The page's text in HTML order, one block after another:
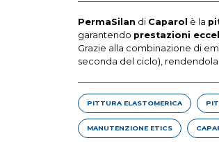
PermaSilan di Caparol è la
garantendo prestazioni
Grazie alla combinazione di
seconda del ciclo),
PITTURA ELASTOMERICA
MANUTENZIONE ETICS